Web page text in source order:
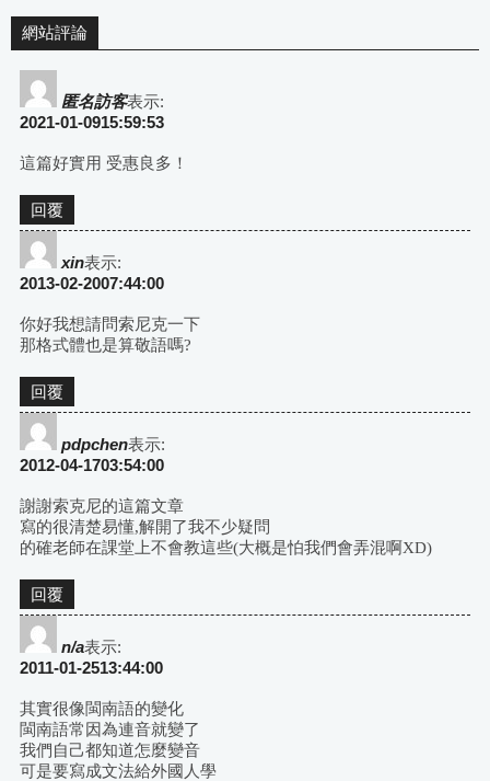
網站評論
匿名訪客表示:
2021-01-0915:59:53
這篇好實用 受惠良多！
回覆
xin表示:
2013-02-2007:44:00
你好我想請問索尼克一下
那格式體也是算敬語嗎?
回覆
pdpchen表示:
2012-04-1703:54:00
謝謝索克尼的這篇文章
寫的很清楚易懂,解開了我不少疑問
的確老師在課堂上不會教這些(大概是怕我們會弄混啊XD)
回覆
n/a表示:
2011-01-2513:44:00
其實很像閩南語的變化
閩南語常因為連音就變了
我們自己都知道怎麼變音
可是要寫成文法給外國人學